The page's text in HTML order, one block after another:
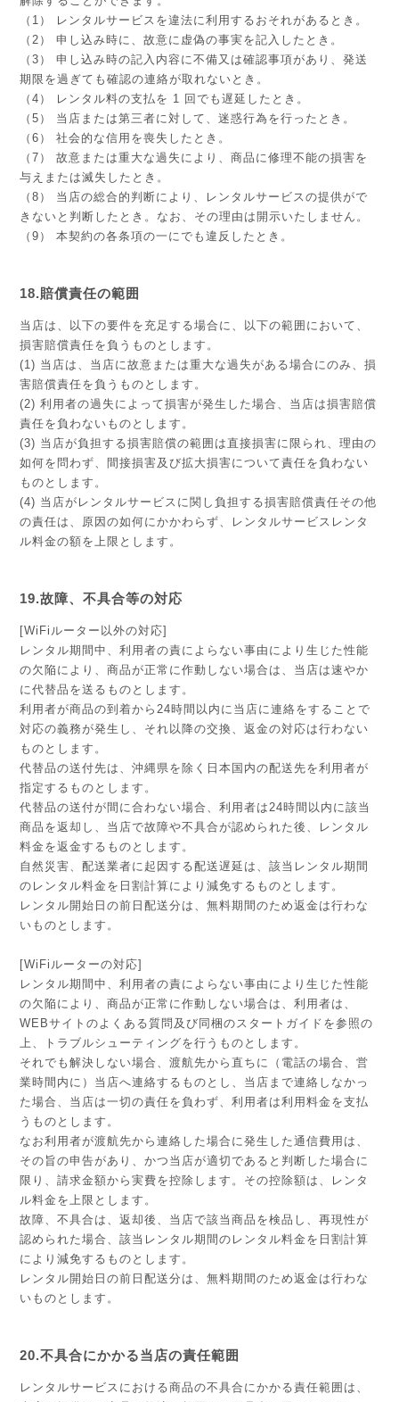
（1） レンタルサービスを違法に利用するおそれがあるとき。
（2） 申し込み時に、故意に虚偽の事実を記入したとき。
（3） 申し込み時の記入内容に不備又は確認事項があり、発送
期限を過ぎても確認の連絡が取れないとき。
（4） レンタル料の支払を 1 回でも遅延したとき。
（5） 当店または第三者に対して、迷惑行為を行ったとき。
（6） 社会的な信用を喪失したとき。
（7） 故意または重大な過失により、商品に修理不能の損害を
与えまたは滅失したとき。
（8） 当店の総合的判断により、レンタルサービスの提供がで
きないと判断したとき。なお、その理由は開示いたしません。
（9） 本契約の各条項の一にでも違反したとき。
18.賠償責任の範囲
当店は、以下の要件を充足する場合に、以下の範囲において、
損害賠償責任を負うものとします。
(1) 当店は、当店に故意または重大な過失がある場合にのみ、損
害賠償責任を負うものとします。
(2) 利用者の過失によって損害が発生した場合、当店は損害賠償
責任を負わないものとします。
(3) 当店が負担する損害賠償の範囲は直接損害に限られ、理由の
如何を問わず、間接損害及び拡大損害について責任を負わない
ものとします。
(4) 当店がレンタルサービスに関し負担する損害賠償責任その他
の責任は、原因の如何にかかわらず、レンタルサービスレンタ
ル料金の額を上限とします。
19.故障、不具合等の対応
[WiFiルーター以外の対応]
レンタル期間中、利用者の責によらない事由により生じた性能
の欠陥により、商品が正常に作動しない場合は、当店は速やか
に代替品を送るものとします。
利用者が商品の到着から24時間以内に当店に連絡をすることで
対応の義務が発生し、それ以降の交換、返金の対応は行わない
ものとします。
代替品の送付先は、沖縄県を除く日本国内の配送先を利用者が
指定するものとします。
代替品の送付が間に合わない場合、利用者は24時間以内に該当
商品を返却し、当店で故障や不具合が認められた後、レンタル
料金を返金するものとします。
自然災害、配送業者に起因する配送遅延は、該当レンタル期間
のレンタル料金を日割計算により減免するものとします。
レンタル開始日の前日配送分は、無料期間のため返金は行わな
いものとします。
[WiFiルーターの対応]
レンタル期間中、利用者の責によらない事由により生じた性能
の欠陥により、商品が正常に作動しない場合は、利用者は、
WEBサイトのよくある質問及び同梱のスタートガイドを参照の
上、トラブルシューティングを行うものとします。
それでも解決しない場合、渡航先から直ちに（電話の場合、営
業時間内に）当店へ連絡するものとし、当店まで連絡しなかっ
た場合、当店は一切の責任を負わず、利用者は利用料金を支払
うものとします。
なお利用者が渡航先から連絡した場合に発生した通信費用は、
その旨の申告があり、かつ当店が適切であると判断した場合に
限り、請求金額から実費を控除します。その控除額は、レンタ
ル料金を上限とします。
故障、不具合は、返却後、当店で該当商品を検品し、再現性が
認められた場合、該当レンタル期間のレンタル料金を日割計算
により減免するものとします。
レンタル開始日の前日配送分は、無料期間のため返金は行わな
いものとします。
20.不具合にかかる当店の責任範囲
レンタルサービスにおける商品の不具合にかかる責任範囲は、